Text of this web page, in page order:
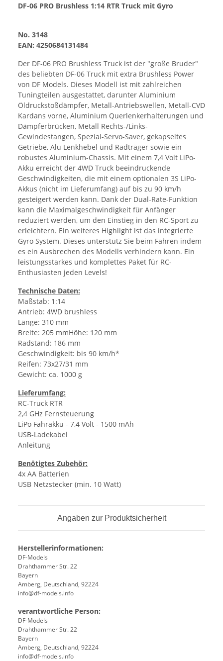
DF-06 PRO Brushless 1:14 RTR Truck mit Gyro
No. 3148
EAN: 4250684131484
Der DF-06 PRO Brushless Truck ist der "große Bruder"
des beliebten DF-06 Truck mit extra Brushless Power
von DF Models. Dieses Modell ist mit zahlreichen
Tuningteilen ausgestattet, darunter Aluminium
Öldruckstoßdämpfer, Metall-Antriebswellen, Metall-CVD
Kardans vorne, Aluminium Querlenkerhalterungen und
Dämpferbrücken, Metall Rechts-/Links-
Gewindestangen, Spezial-Servo-Saver, gekapseltes
Getriebe, Alu Lenkhebel und Radträger sowie ein
robustes Aluminium-Chassis. Mit einem 7,4 Volt LiPo-
Akku erreicht der 4WD Truck beeindruckende
Geschwindigkeiten, die mit einem optionalen 3S LiPo-
Akkus (nicht im Lieferumfang) auf bis zu 90 km/h
gesteigert werden kann. Dank der Dual-Rate-Funktion
kann die Maximalgeschwindigkeit für Anfänger
reduziert werden, um den Einstieg in den RC-Sport zu
erleichtern. Ein weiteres Highlight ist das integrierte
Gyro System. Dieses unterstütz Sie beim Fahren indem
es ein Ausbrechen des Modells verhindern kann. Ein
leistungsstarkes und komplettes Paket für RC-
Enthusiasten jeden Levels!
Technische Daten:
Maßstab: 1:14
Antrieb: 4WD brushless
Länge: 310 mm
Breite: 205 mmHöhe: 120 mm
Radstand: 186 mm
Geschwindigkeit: bis 90 km/h*
Reifen: 73x27/31 mm
Gewicht: ca. 1000 g
Lieferumfang:
RC-Truck RTR
2,4 GHz Fernsteuerung
LiPo Fahrakku - 7,4 Volt - 1500 mAh
USB-Ladekabel
Anleitung
Benötigtes Zubehör:
4x AA Batterien
USB Netzstecker (min. 10 Watt)
Angaben zur Produktsicherheit
Herstellerinformationen:
DF-Models
Drahthammer Str. 22
Bayern
Amberg, Deutschland, 92224
info@df-models.info
verantwortliche Person:
DF-Models
Drahthammer Str. 22
Bayern
Amberg, Deutschland, 92224
info@df-models.info